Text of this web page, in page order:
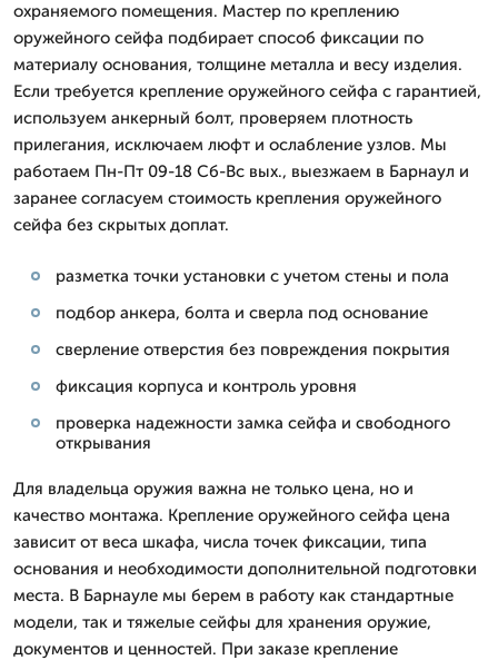
охраняемого помещения. Мастер по креплению
оружейного сейфа подбирает способ фиксации по
материалу основания, толщине металла и весу изделия.
Если требуется крепление оружейного сейфа с гарантией,
используем анкерный болт, проверяем плотность
прилегания, исключаем люфт и ослабление узлов. Мы
работаем Пн-Пт 09-18 Сб-Вс вых., выезжаем в Барнаул и
заранее согласуем стоимость крепления оружейного
сейфа без скрытых доплат.
разметка точки установки с учетом стены и пола
подбор анкера, болта и сверла под основание
сверление отверстия без повреждения покрытия
фиксация корпуса и контроль уровня
проверка надежности замка сейфа и свободного
открывания
Для владельца оружия важна не только цена, но и
качество монтажа. Крепление оружейного сейфа цена
зависит от веса шкафа, числа точек фиксации, типа
основания и необходимости дополнительной подготовки
места. В Барнауле мы берем в работу как стандартные
модели, так и тяжелые сейфы для хранения оружие,
документов и ценностей. При заказе крепление